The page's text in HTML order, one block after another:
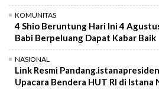
KOMUNITAS
4 Shio Beruntung Hari Ini 4
Babi Berpeluang Dapat Kabar Baik
NASIONAL
Link Resmi
Upacara Bendera HUT RI di Istana